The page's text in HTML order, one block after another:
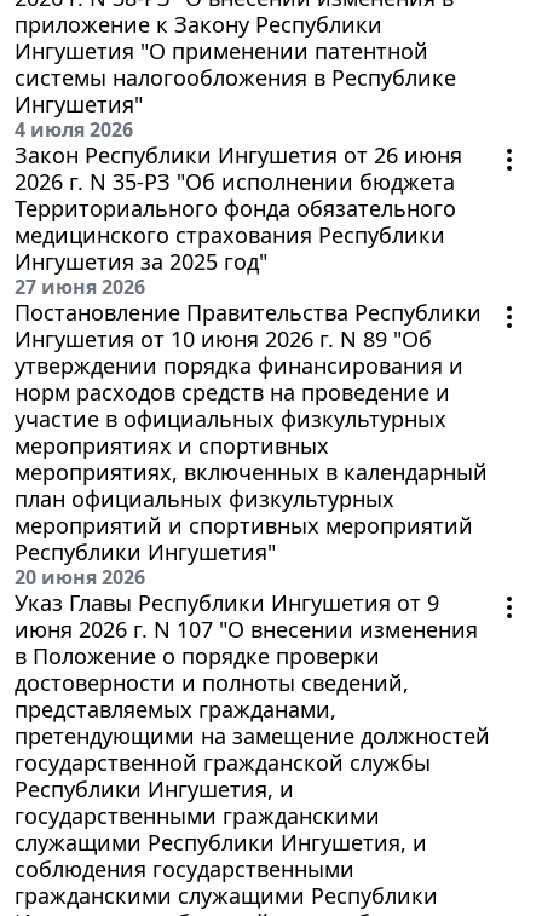
приложение к Закону Республики
Ингушетия "О применении патентной
системы налогообложения в Республике
Ингушетия"
4 июля 2026
Закон Республики Ингушетия от 26 июня
2026 г. N 35-РЗ "Об исполнении бюджета
Территориального фонда обязательного
медицинского страхования Республики
Ингушетия за 2025 год"
27 июня 2026
Постановление Правительства Республики
Ингушетия от 10 июня 2026 г. N 89 "Об
утверждении порядка финансирования и
норм расходов средств на проведение и
участие в официальных физкультурных
мероприятиях и спортивных
мероприятиях, включенных в календарный
план официальных физкультурных
мероприятий и спортивных мероприятий
Республики Ингушетия"
20 июня 2026
Указ Главы Республики Ингушетия от 9
июня 2026 г. N 107 "О внесении изменения
в Положение о порядке проверки
достоверности и полноты сведений,
представляемых гражданами,
претендующими на замещение должностей
государственной гражданской службы
Республики Ингушетия, и
государственными гражданскими
служащими Республики Ингушетия, и
соблюдения государственными
гражданскими служащими Республики